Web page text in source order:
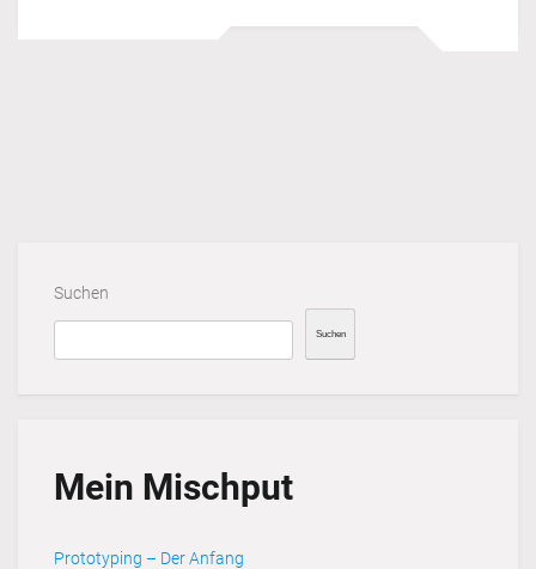
Suchen
Suchen
Mein Mischput
Prototyping – Der Anfang